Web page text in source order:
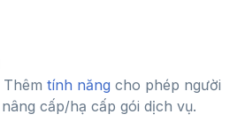
Thêm tính năng cho phép người
cấp/hạ cấp gói dịch vụ.